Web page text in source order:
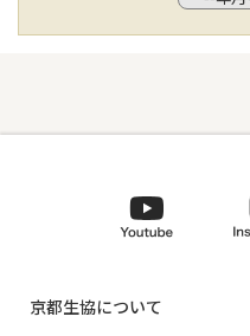
京都生協について